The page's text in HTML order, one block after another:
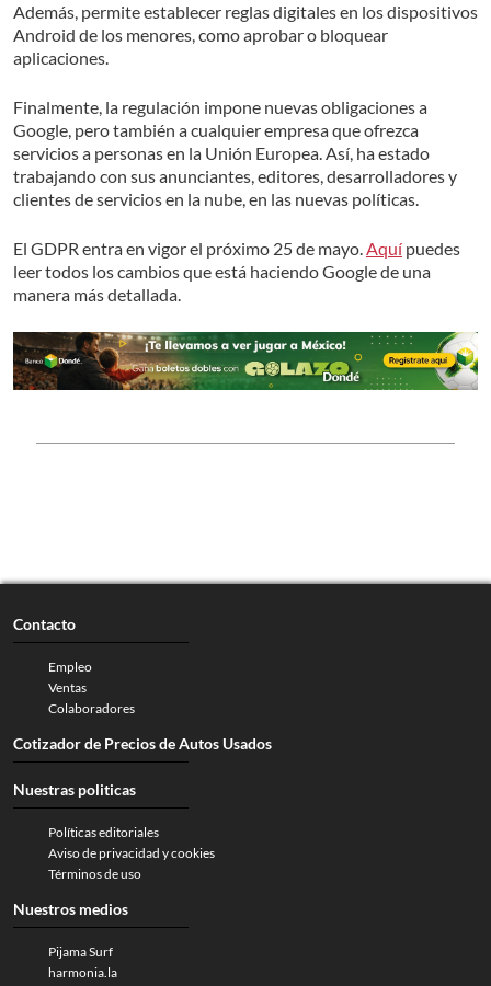
Además, permite establecer reglas digitales en los dispositivos
Android de los menores, como aprobar o bloquear
aplicaciones.
Finalmente, la regulación impone nuevas obligaciones a
Google, pero también a cualquier empresa que ofrezca
servicios a personas en la Unión Europea. Así, ha estado
trabajando con sus anunciantes, editores, desarrolladores y
clientes de servicios en la nube, en las nuevas políticas.
El GDPR entra en vigor el próximo 25 de mayo.Aquí puedes
leer todos los cambios que está haciendo Google de una
manera más detallada.
Contacto
Empleo
Ventas
Colaboradores
Cotizador de Precios de Autos Usados
Nuestras politicas
Políticas editoriales
Aviso de privacidad y cookies
Términos de uso
Nuestros medios
Pijama Surf
harmonia.la